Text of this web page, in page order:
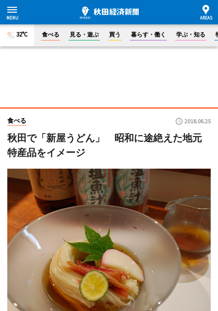
32°C 食べる 見る・遊ぶ 買う 暮らす・働く 学ぶ・知る
食べる 2018.06.25
秋田で「新屋うどん」 昭和に途絶えた地元
特産品をイメージ